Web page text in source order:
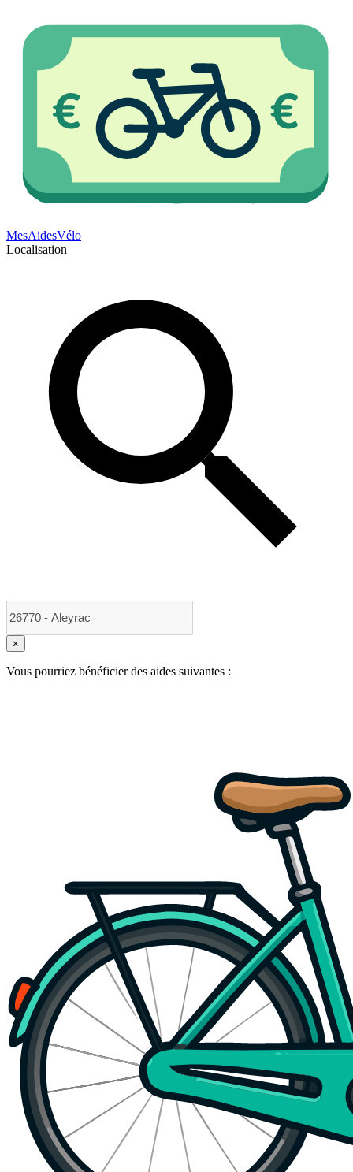
MesAidesVélo
Localisation
×
Vous pourriez bénéficier des aides suivantes :